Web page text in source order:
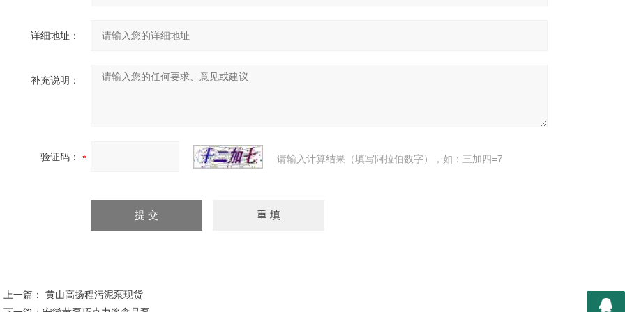
详细地址：
补充说明：
验证码： 请输入计算结果（填写阿拉伯数字），如：三加四=7
上一篇： 黄山高扬程污泥泵现货